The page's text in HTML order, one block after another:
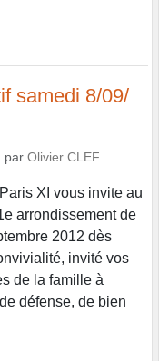
samedi 8/09/
par Olivier CLEF
XI vous invite au
arrondissement de
2012 dès
invité vos
de la famille à
défense, de bien